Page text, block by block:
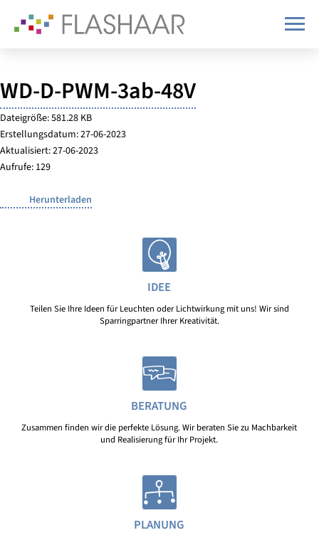
WD-D-PWM-3ab-48V
Dateigröße: 581.28 KB
Erstellungsdatum: 27-06-2023
Aktualisiert: 27-06-2023
Aufrufe: 129
Herunterladen
IDEE
Teilen Sie Ihre Ideen für Leuchten oder Lichtwirkung mit uns! Wir sind
Sparringpartner Ihrer Kreativität.
BERATUNG
Zusammen finden wir die perfekte Lösung. Wir beraten Sie zu Machbarkeit
und Realisierung für Ihr Projekt.
PLANUNG